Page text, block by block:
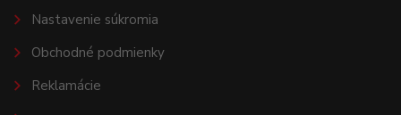
Nastavenie súkromia
Obchodné podmienky
Reklamácie